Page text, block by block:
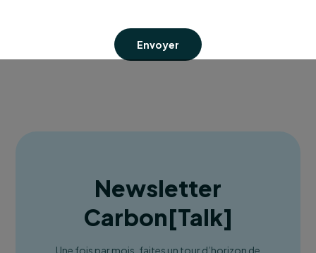
Envoyer
Newsletter
Carbon[Talk]
Une fois par mois, faites un tour d’horizon de